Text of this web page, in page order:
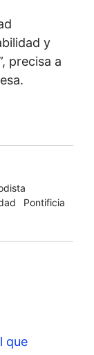
y
precisa a
Pontificia
que